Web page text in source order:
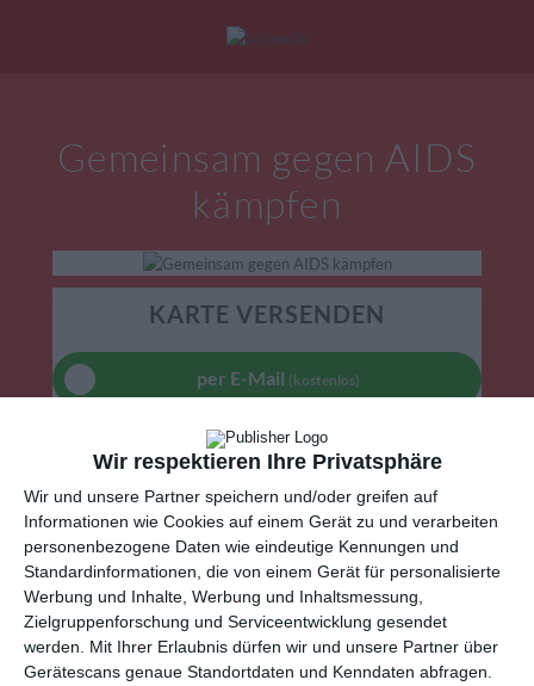
Wir respektieren Ihre Privatsphäre
Wir und unsere Partner speichern und/oder greifen auf
Informationen wie Cookies auf einem Gerät zu und verarbeiten
personenbezogene Daten wie eindeutige Kennungen und
Standardinformationen, die von einem Gerät für personalisierte
Werbung und Inhalte, Werbung und Inhaltsmessung,
Zielgruppenforschung und Serviceentwicklung gesendet
werden. Mit Ihrer Erlaubnis dürfen wir und unsere Partner über
Gerätescans genaue Standortdaten und Kenndaten abfragen.
Liebesgrüße Danke
Gemeinsam gegen AIDS
kämpfen
KARTE VERSENDEN
per E-Mail (kostenlos)
TEILEN
Facebook, Twitter, WhatsApp, ...
WEITERE KARTEN IN DIESEN
KATEGORIEN ANSEHEN
Grüße und Gedanken